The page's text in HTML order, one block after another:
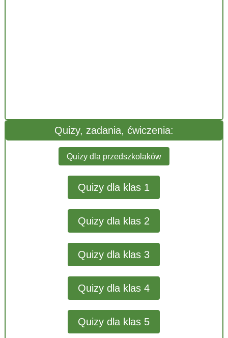
Quizy, zadania, ćwiczenia:
Quizy dla przedszkolaków
Quizy dla klas 1
Quizy dla klas 2
Quizy dla klas 3
Quizy dla klas 4
Quizy dla klas 5